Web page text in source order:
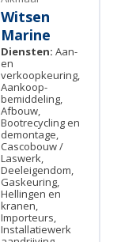
Witsen
Marine
Diensten: Aan-
en
verkoopkeuring,
Aankoop-
bemiddeling,
Afbouw,
Bootrecycling en
demontage,
Cascobouw /
Laswerk,
Deeleigendom,
Gaskeuring,
Hellingen en
kranen,
Importeurs,
Installatiewerk